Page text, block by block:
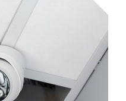
менее 30 мА
возможность монтажа
работоспособность в
от -45°C до +60°C